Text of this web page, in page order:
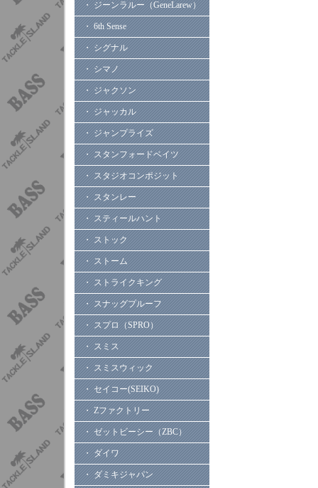
・ ジーンラルー（GeneLarew）
・ 6th Sense
・ シグナル
・ シマノ
・ ジャクソン
・ ジャッカル
・ ジャンプライズ
・ スタンフォードベイツ
・ スタジオコンポジット
・ スタンレー
・ スティールハント
・ ストック
・ ストーム
・ ストライクキング
・ スナッグプルーフ
・ スプロ（SPRO）
・ スミス
・ スミスウィック
・ セイコー(SEIKO)
・ Zファクトリー
・ ゼットビーシー（ZBC）
・ ダイワ
・ ダミキジャパン